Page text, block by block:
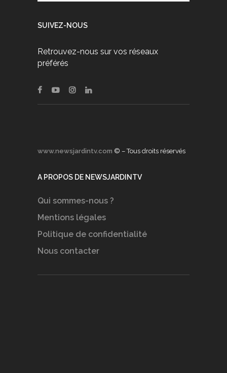
SUIVEZ-NOUS
Retrouvez-nous sur vos réseaux
préférés
www.newsjardintv.com © – Tous droits réservés
A PROPOS DE NEWSJARDINTV
Qui sommes-nous ?
Mentions légales
Politique de confidentialité
Nous contacter